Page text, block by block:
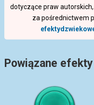
dotyczące praw
za pośrednictwem
Powiązane